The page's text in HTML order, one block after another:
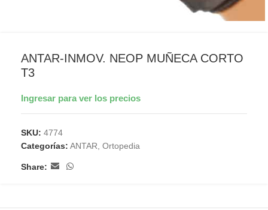
ANTAR-INMOV. NEOP MUÑECA CORTO
T3
Ingresar para ver los precios
SKU: 4774
Categorías: ANTAR Ortopedia
Share: